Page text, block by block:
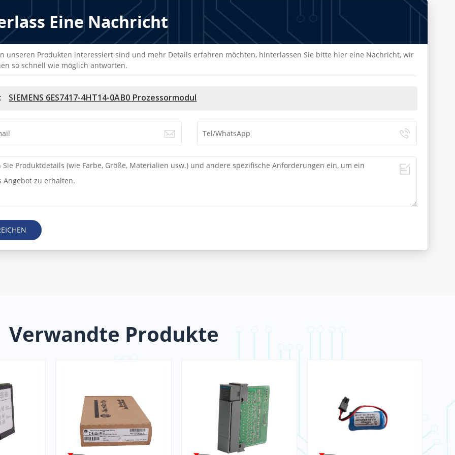
Eine Nachricht
unseren Produkten interessiert sind und mehr Details erfahren möchten, hinterlassen Sie bitte hier eine Nachricht, wir
so schnell wie möglich antworten.
SIEMENS 6ES7417-4HT14-0AB0 Prozessormodul
Verwandte Produkte